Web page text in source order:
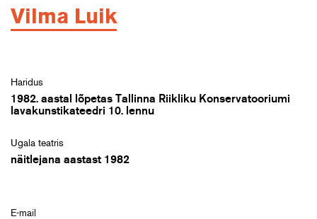
Vilma Luik
Haridus
1982. aastal lõpetas Tallinna Riikliku Konservatooriumi
lavakunstikateedri 10. lennu
Ugala teatris
näitlejana aastast 1982
E-mail